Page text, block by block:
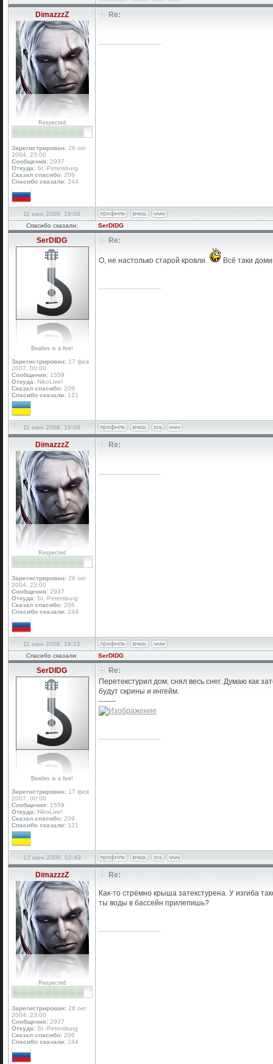
DimazzzZ
Respected
Зарегистрирован: 26 окт
2004, 23:00
Сообщения: 2937
Откуда: St.-Petersburg
Сказал спасибо: 206
Спасибо сказали: 244
Re:
11 июн 2008, 19:06
Спасибо сказали:
SerDIDG
SerDIDG
Beatles is a live!
Зарегистрирован: 17 фев
2007, 00:00
Сообщения: 1559
Откуда: NikoLive!
Сказал спасибо: 209
Спасибо сказали: 121
Re:
О, не настолько старой кровли. Всё таки
11 июн 2008, 19:09
DimazzzZ
Respected
Зарегистрирован: 26 окт
2004, 23:00
Сообщения: 2937
Откуда: St.-Petersburg
Сказал спасибо: 206
Спасибо сказали: 244
Re:
11 июн 2008, 19:15
Спасибо сказали:
SerDIDG
SerDIDG
Beatles is a live!
Зарегистрирован: 17 фев
2007, 00:00
Сообщения: 1559
Откуда: NikoLive!
Сказал спасибо: 209
Спасибо сказали: 121
Re:
Перетекстурил дом, снял весь снег. Думаю как
будут скрины и ингейм.
-------
12 июн 2008, 02:49
DimazzzZ
Respected
Зарегистрирован: 26 окт
2004, 23:00
Сообщения: 2937
Откуда: St.-Petersburg
Сказал спасибо: 206
Спасибо сказали: 244
Re:
Как-то стрёмно крыша затекстурена. У изгиба
ты воды в бассейн прилепишь?